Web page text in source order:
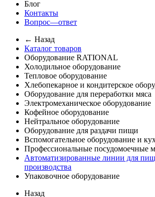
Блог
Контакты
Вопрос—ответ
← Назад
Каталог товаров
Оборудование RATIONAL
Холодильное оборудование
Тепловое оборудование
Хлебопекарное и кондитерское
Оборудование для переработки мяса
Электромеханическое оборудование
Кофейное оборудование
Нейтральное оборудование
Оборудование для раздачи пищи
Вспомогательное оборудование и
Профессиональные посудомоечные
Автоматизированные линии для
производства
Упаковочное оборудование
Назад